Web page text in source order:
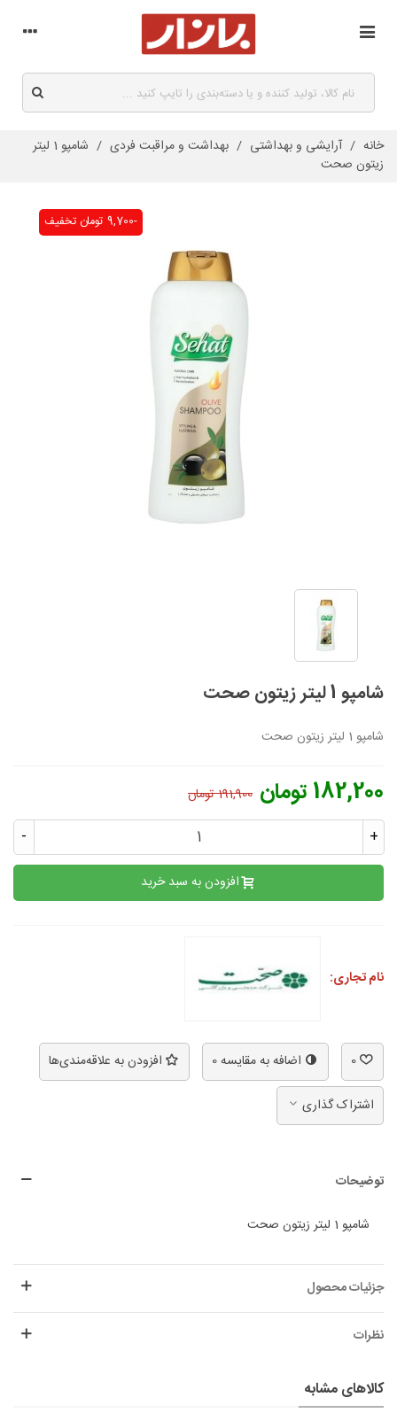
خانه / آرایشی و بهداشتی / بهداشت و مراقبت فردی /
شامپو 1 لیتر
زیتون صحت
تخفیف -9,700 تومان
شامپو 1 لیتر زیتون صحت
شامپو 1 لیتر زیتون صحت
182,200 تومان 191,900 تومان
- +
افزودن به سبد خرید
نام تجاری:
0 اضافه به مقایسه0 افزودن به علاقه‌مندی‌ها
اشتراک گذاری
توضیحات
شامپو 1 لیتر زیتون صحت
جزئیات محصول
نظرات
کالاهای مشابه